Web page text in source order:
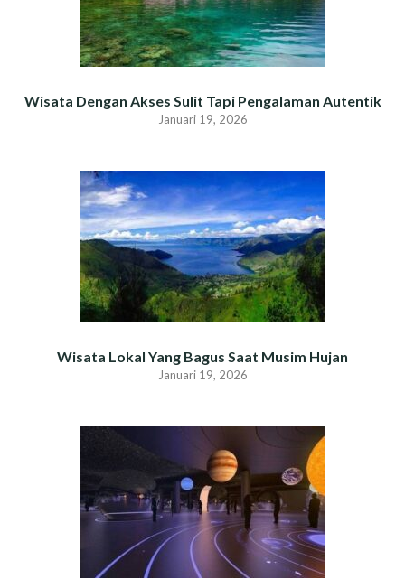
Wisata Dengan Akses Sulit Tapi Pengalaman Autentik
Januari 19, 2026
Wisata Lokal Yang Bagus Saat Musim Hujan
Januari 19, 2026